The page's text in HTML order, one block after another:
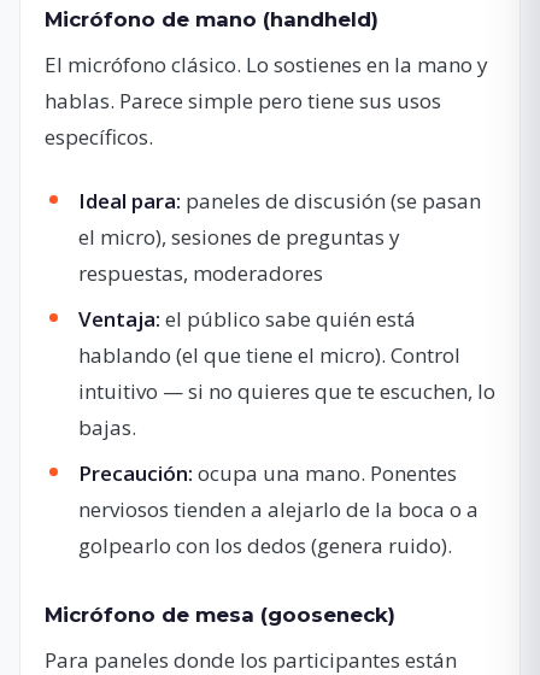
Micrófono de mano (handheld)
El micrófono clásico. Lo sostienes en la mano y
hablas. Parece simple pero tiene sus usos
específicos.
Ideal para: paneles de discusión (se pasan
el micro), sesiones de preguntas y
respuestas, moderadores
Ventaja: el público sabe quién está
hablando (el que tiene el micro). Control
intuitivo — si no quieres que te escuchen, lo
bajas.
Precaución: ocupa una mano. Ponentes
nerviosos tienden a alejarlo de la boca o a
golpearlo con los dedos (genera ruido).
Micrófono de mesa (gooseneck)
Para paneles donde los participantes están